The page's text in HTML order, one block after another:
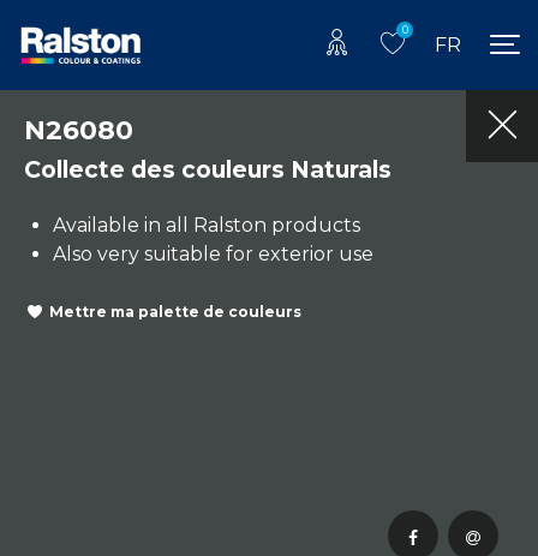
0
FR
N26080
Collecte des couleurs Naturals
Available in all Ralston products
Also very suitable for exterior use
Mettre ma palette de couleurs